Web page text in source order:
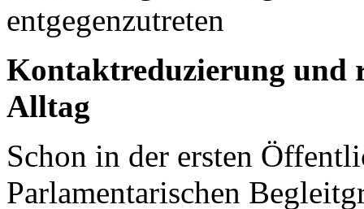
entgegenzutreten
Kontaktreduzierung und
Alltag
Schon in der ersten
Parlamentarischen